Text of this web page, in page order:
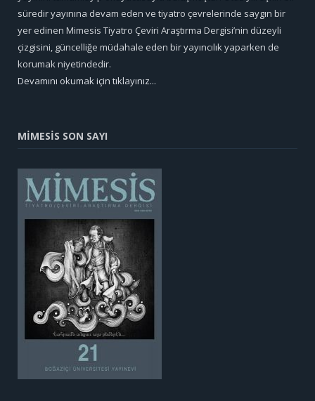
süredir yayınına devam eden ve tiyatro çevrelerinde saygın bir
yer edinen Mimesis Tiyatro Çeviri Araştırma Dergisi’nin düzeyli
çizgisini, güncelliğe müdahale eden bir yayıncılık yaparken de
korumak niyetindedir.
Devamını okumak için tıklayınız...
MİMESİS SON SAYI